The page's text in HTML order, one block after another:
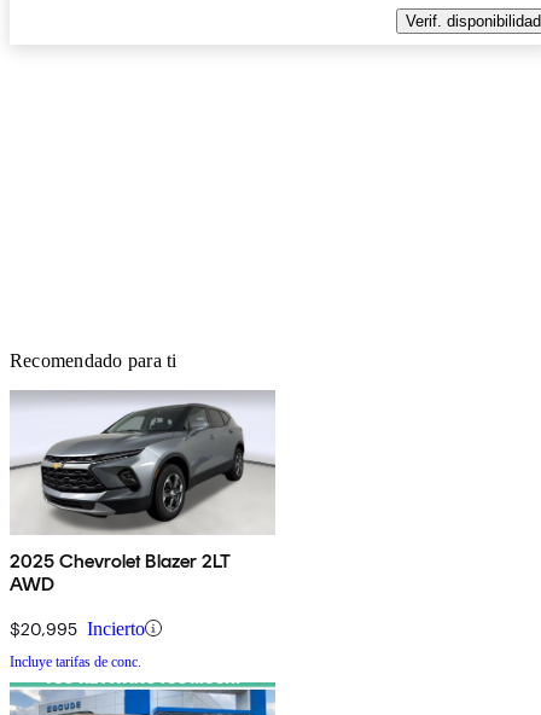
Verif. disponibilidad
Recomendado para ti
2025 Chevrolet Blazer 2LT
AWD
$20,995 Incierto
Incluye tarifas de conc.